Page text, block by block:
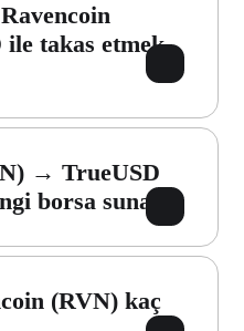
ile takas etmek
→ TrueUSD
borsa sunar?
(RVN) kaç